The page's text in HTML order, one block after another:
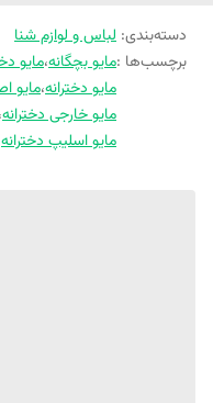
✅ طراحی: شیک و به‌روز با الهام
دسته‌بندی: لباس و لوازم شنا
برچسب‌ها :مایو بچگانه،مایو
مایو دخترانه،مایو
مایو خارجی دخترانه،
مایو اسلیپ دخترانه